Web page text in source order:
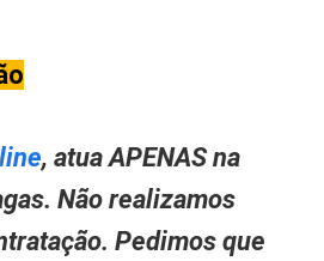
, atua APENAS na
Não realizamos
Pedimos que